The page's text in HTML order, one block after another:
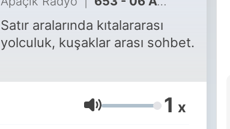
Satır aralarında kıtalararası
yolculuk, kuşaklar arası sohbet.
Ses 1 x